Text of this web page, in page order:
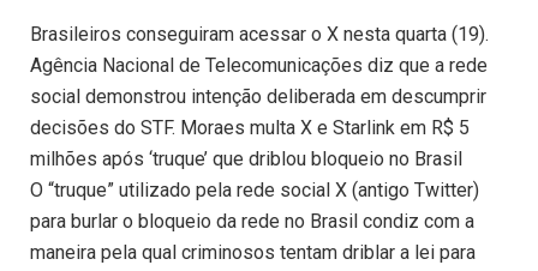
Brasileiros conseguiram acessar o X nesta quarta (19).
Agência Nacional de Telecomunicações diz que a rede
social demonstrou intenção deliberada em descumprir
decisões do STF. Moraes multa X e Starlink em R$ 5
milhões após ‘truque’ que driblou bloqueio no Brasil
O “truque” utilizado pela rede social X (antigo Twitter)
para burlar o bloqueio da rede no Brasil condiz com a
maneira pela qual criminosos tentam driblar a lei para